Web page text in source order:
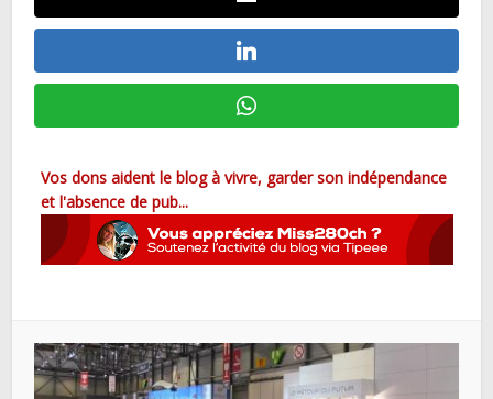
Vos dons aident le blog à vivre, garder son indépendance
et l'absence de pub...